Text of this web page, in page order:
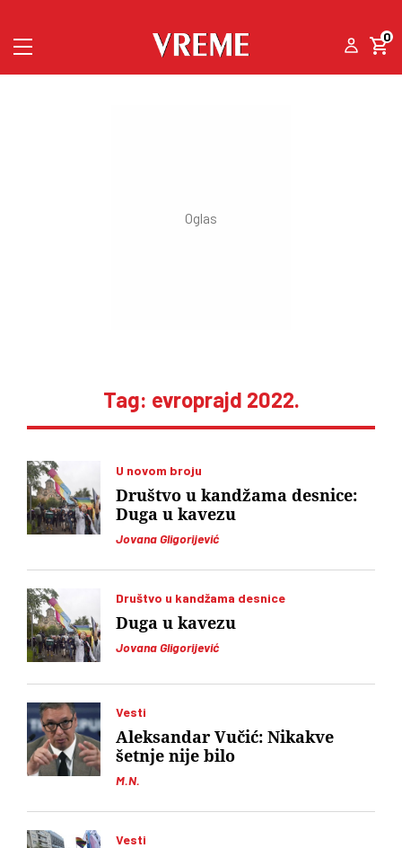
0
Tag: evroprajd 2022.
U novom broju
Jovana Gligorijević
Društvo u kandžama desnice:
Duga u kavezu
Društvo u kandžama desnice
Jovana Gligorijević
Duga u kavezu
Vesti
M.N.
Aleksandar Vučić: Nikakve
šetnje nije bilo
Vesti